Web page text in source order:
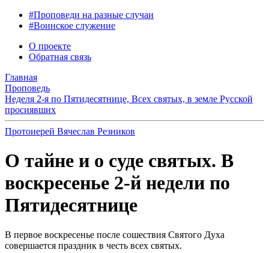
#Проповеди на разные случаи
#Воинское служение
О проекте
Обратная связь
Главная
Проповедь
Неделя 2-я по Пятидесятнице, Всех святых, в земле Русской
просиявших
Протоиерей Вячеслав Резников
О тайне и о суде святых. В
воскресенье 2-й недели по
Пятидесятнице
В первое воскресенье после сошествия Святого Духа
совершается праздник в честь всех святых.